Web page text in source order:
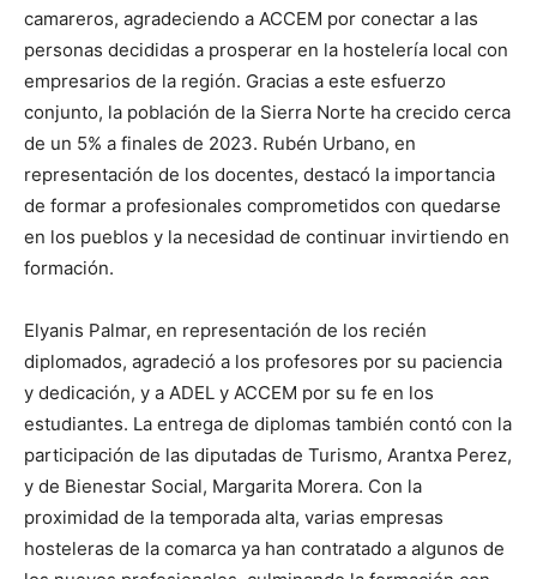
camareros, agradeciendo a ACCEM por conectar a las
personas decididas a prosperar en la hostelería local con
empresarios de la región. Gracias a este esfuerzo
conjunto, la población de la Sierra Norte ha crecido cerca
de un 5% a finales de 2023. Rubén Urbano, en
representación de los docentes, destacó la importancia
de formar a profesionales comprometidos con quedarse
en los pueblos y la necesidad de continuar invirtiendo en
formación.
Elyanis Palmar, en representación de los recién
diplomados, agradeció a los profesores por su paciencia
y dedicación, y a ADEL y ACCEM por su fe en los
estudiantes. La entrega de diplomas también contó con la
participación de las diputadas de Turismo, Arantxa Perez,
y de Bienestar Social, Margarita Morera. Con la
proximidad de la temporada alta, varias empresas
hosteleras de la comarca ya han contratado a algunos de